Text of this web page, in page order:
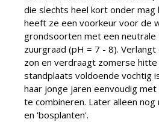
die slechts heel kort onder mag
heeft ze een voorkeur voor de
grondsoorten met een neutrale
zuurgraad (pH = 7 - 8).
zon en verdraagt zomerse
standplaats voldoende vochtig
haar jonge jaren eenvoudig
te combineren. Later alleen
en 'bosplanten'.